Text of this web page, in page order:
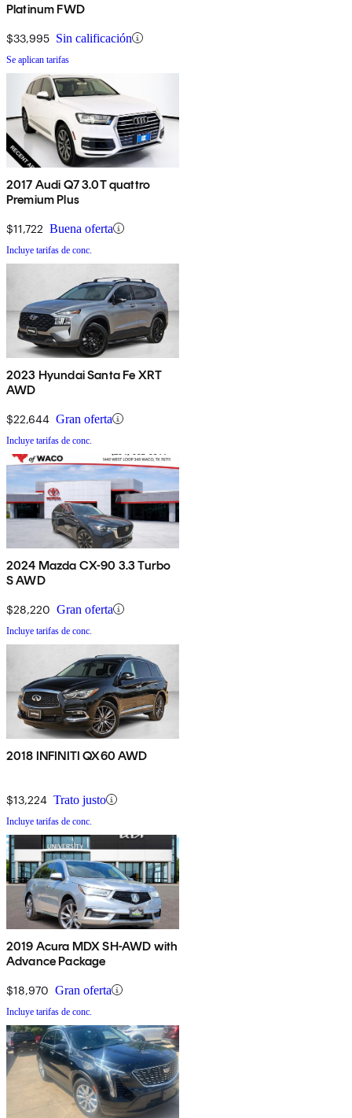
Platinum FWD
$33,995 Sin calificación
Se aplican tarifas
2017 Audi Q7 3.0T quattro
Premium Plus
$11,722 Buena oferta
Incluye tarifas de conc.
2023 Hyundai Santa Fe XRT
AWD
$22,644 Gran oferta
Incluye tarifas de conc.
2024 Mazda CX-90 3.3 Turbo
S AWD
$28,220 Gran oferta
Incluye tarifas de conc.
2018 INFINITI QX60 AWD
$13,224 Trato justo
Incluye tarifas de conc.
2019 Acura MDX SH-AWD with
Advance Package
$18,970 Gran oferta
Incluye tarifas de conc.